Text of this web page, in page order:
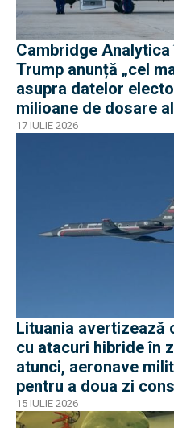
Cambridge
Trump anunță „cel
asupra datelor
milioane de dosare
americani
17 IULIE 2026
Lituania avertizează
cu atacuri hibride în
atunci, aeronave
pentru a doua zi
Poloniei
15 IULIE 2026